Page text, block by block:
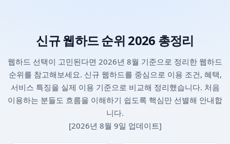
신규 웹하드 순위 2026 총정리
웹하드 선택이 고민된다면 2026년 8월 기준으로 정리한 웹하드
순위를 참고해보세요. 신규 웹하드를 중심으로 이용 조건, 혜택,
서비스 특징을 실제 이용 기준으로 비교해 정리했습니다. 처음
이용하는 분들도 흐름을 이해하기 쉽도록 핵심만 선별해 안내합
니다.
[2026년 8월 9일 업데이트]